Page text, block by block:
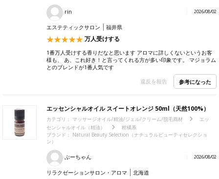
rin 2026/08/02
エステティックサロン 福井県
万人受けする
1番万人受けする香りだなと思います アロマに詳しくないというお客
様も、 あ、これ好き！と言ってくれる方が多い印象です。 マジョラム
とのブレンドが1番人気です
違反を報告
参考になった
エッセンシャルオイル スイートオレンジ 50ml（天然100%）
カテゴリ： マッサージオイル/精油/ジェル/クリーム/脱毛商材
エッ
センシャルオイル（精油）
柑橘系
ブランド： Natural Beauty Selection（ナチュラルビューティセレクショ
ン）
ぶーちゃん 2026/08/02
リラクゼーションサロン・アロマ 北海道